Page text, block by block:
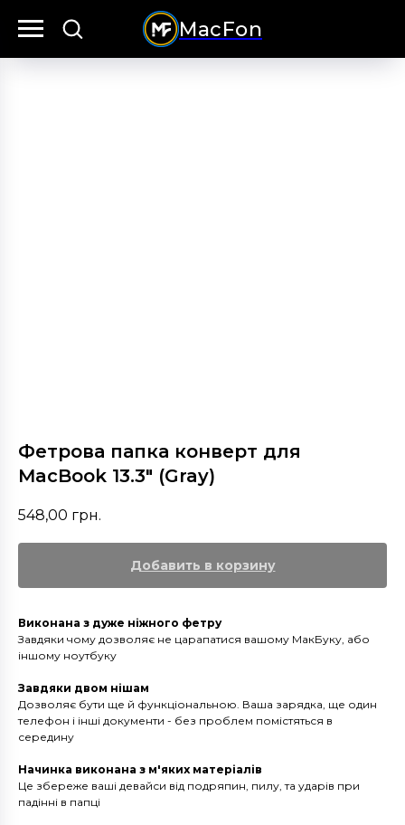
MacFon
Фетрова папка конверт для
MacBook 13.3" (Gray)
548,00 грн.
Добавить в корзину
Виконана з дуже ніжного фетру
Завдяки чому дозволяє не царапатися вашому МакБуку, або
іншому ноутбуку
Завдяки двом нішам
Дозволяє бути ще й функціональною. Ваша зарядка, ще один
телефон і інші документи - без проблем помістяться в
середину
Начинка виконана з м'яких матеріалів
Це збереже ваші девайси від подряпин, пилу, та ударів при
падінні в папці